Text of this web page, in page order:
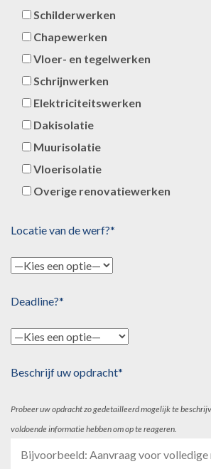
Schilderwerken
Chapewerken
Vloer- en tegelwerken
Schrijnwerken
Elektriciteitswerken
Dakisolatie
Muurisolatie
Vloerisolatie
Overige renovatiewerken
Locatie van de werf?*
Deadline?*
Beschrijf uw opdracht*
Probeer uw opdracht zo gedetailleerd mogelijk te
voldoende informatie hebben om op te reageren.